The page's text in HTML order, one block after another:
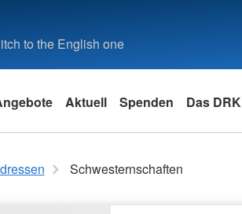
to the English one
Bevölkerungsschutz und
Aktuell Spenden
Spenden, Mitglied, Helfer
Das DRK
Intern
Schwesternschaften